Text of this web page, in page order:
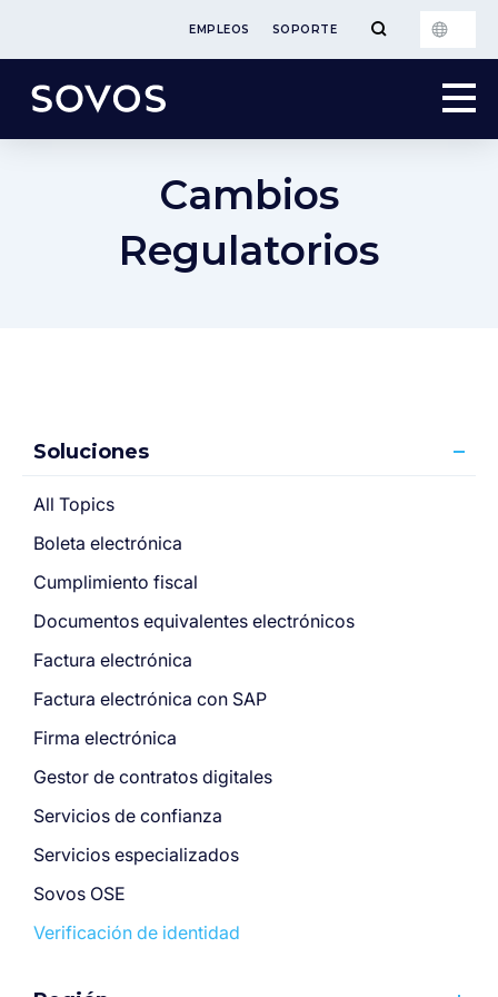
EMPLEOS SOPORTE
Cambios
Regulatorios
Soluciones
All Topics
Boleta electrónica
Cumplimiento fiscal
Documentos equivalentes electrónicos
Factura electrónica
Factura electrónica con SAP
Firma electrónica
Gestor de contratos digitales
Servicios de confianza
Servicios especializados
Sovos OSE
Verificación de identidad